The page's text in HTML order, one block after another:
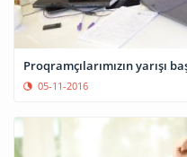
Proqramçılarımızın yarışı
05-11-2016